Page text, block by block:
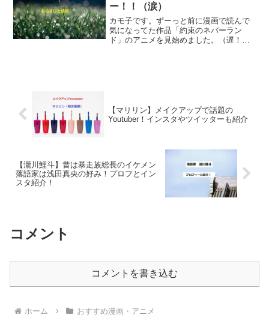
ー！！（涙）
カモ子です。ずーっと前に漫画で読んで
気になってた作品「約束のネバーラン
ド」のアニメを見始めました。（遅！）
【マリリン】メイクアップで話題の
Youtuber！インスタやツイッターも紹介
【瀧川鯉斗】昔は暴走族総長のイケメン
落語家は浅田真央の好み！プロフとイン
スタ紹介！
コメント
コメントを書き込む
ホーム おすすめ漫画・アニメ